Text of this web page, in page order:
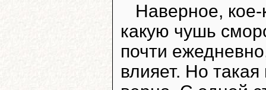
Наверное,
какую чушь
почти
влияет. Но